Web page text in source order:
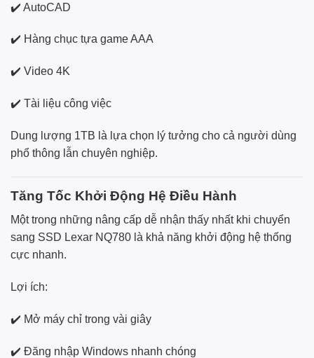
✔️ AutoCAD
✔️ Hàng chục tựa game AAA
✔️ Video 4K
✔️ Tài liệu công việc
Dung lượng 1TB là lựa chọn lý tưởng cho cả người dùng
phổ thông lẫn chuyên nghiệp.
Tăng Tốc Khởi Động Hệ Điều Hành
Một trong những nâng cấp dễ nhận thấy nhất khi chuyển
sang SSD Lexar NQ780 là khả năng khởi động hệ thống
cực nhanh.
Lợi ích:
✔️ Mở máy chỉ trong vài giây
✔️ Đăng nhập Windows nhanh chóng